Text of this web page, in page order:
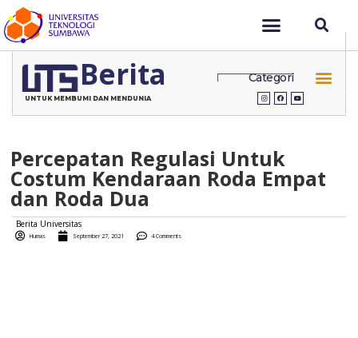
Berita Categori
UNTUK MEMBUMI DAN MENDUNIA
Percepatan Regulasi Untuk
Costum Kendaraan Roda Empat
dan Roda Dua
Berita Universitas
Humas September 27, 2021 4 Comments